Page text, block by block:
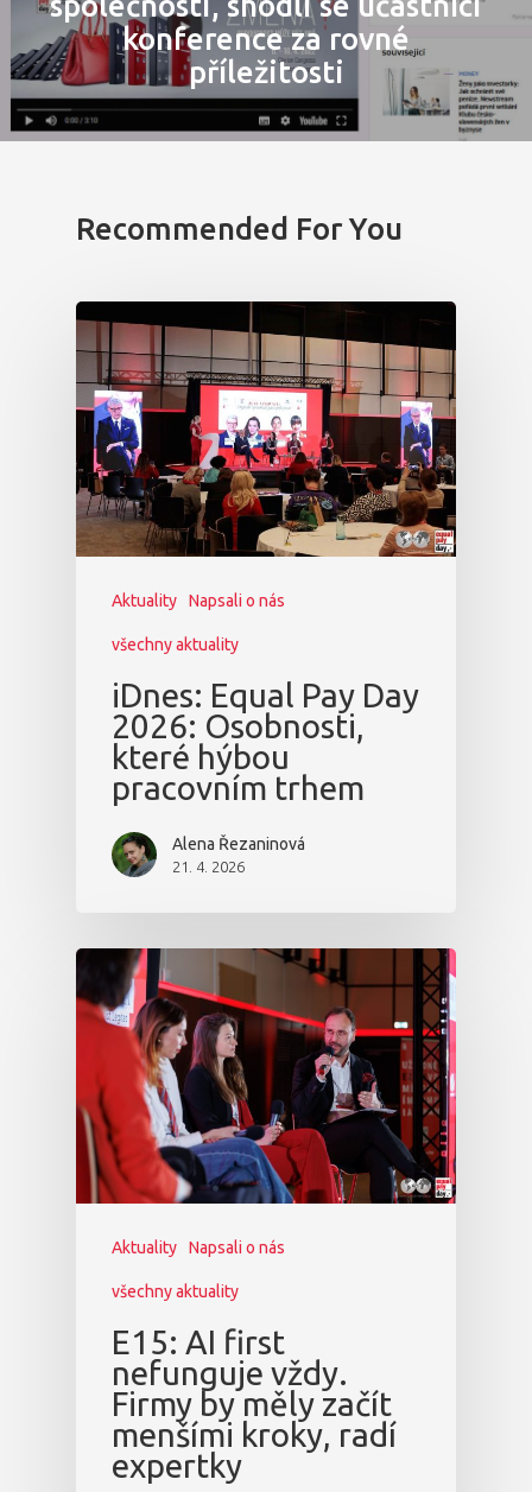
konference za rovné
příležitosti
Recommended For You
Aktuality Napsali o nás
všechny aktuality
iDnes: Equal Pay Day
2026: Osobnosti,
které hýbou
pracovním trhem
Alena Řezaninová
21. 4. 2026
Aktuality Napsali o nás
všechny aktuality
E15: AI first
nefunguje vždy.
Firmy by měly začít
menšími kroky, radí
expertky
Program 27.3.
Osobnosti
Aktuality
Vstupenky